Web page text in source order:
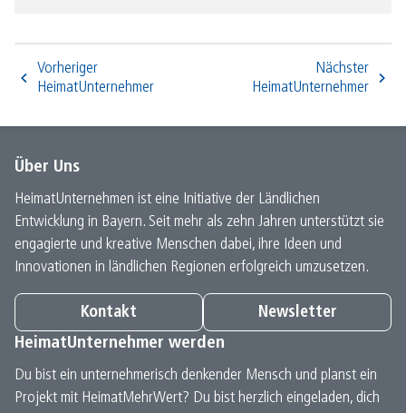
Vorheriger
HeimatUnternehmer
Nächster
HeimatUnternehmer
Über Uns
HeimatUnternehmen ist eine Initiative der Ländlichen
Entwicklung in Bayern. Seit mehr als zehn Jahren unterstützt sie
engagierte und kreative Menschen dabei, ihre Ideen und
Innovationen in ländlichen Regionen erfolgreich umzusetzen.
Kontakt
Newsletter
HeimatUnternehmer werden
Du bist ein unternehmerisch denkender Mensch und planst ein
Projekt mit HeimatMehrWert? Du bist herzlich eingeladen, dich